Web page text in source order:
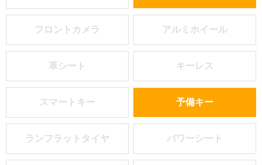
フロントカメラ アルミホイール
革シート キーレス
スマートキー 予備キー
ランフラットタイヤ パワーシート